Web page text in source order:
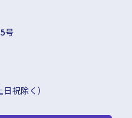
号
祝除く）